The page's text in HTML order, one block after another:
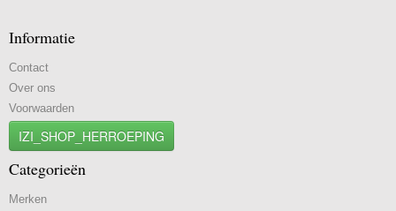
Informatie
Contact
Over ons
Voorwaarden
IZI_SHOP_HERROEPING
Categorieën
Merken